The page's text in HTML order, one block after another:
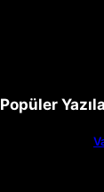
Popüler